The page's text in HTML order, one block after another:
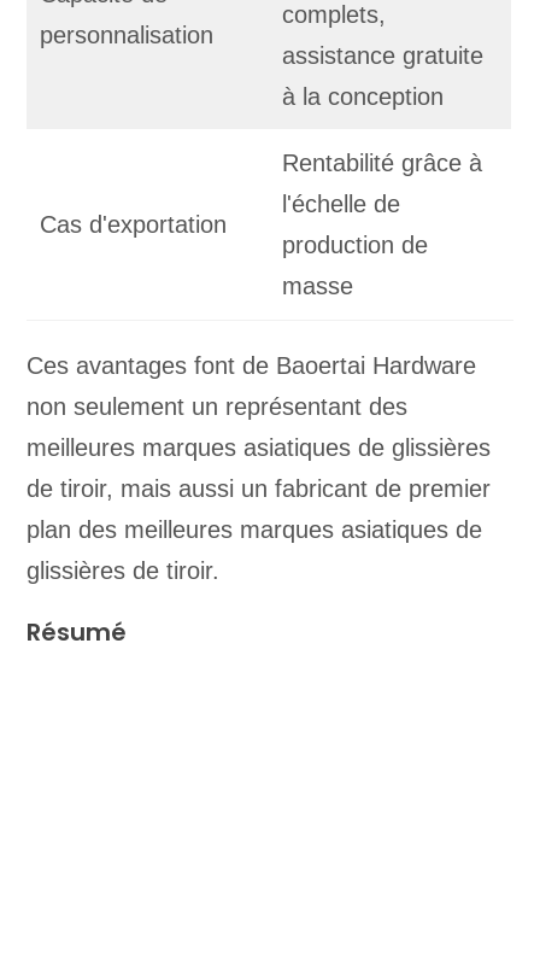
personnalisation
complets,
assistance gratuite
à la conception
Cas d'exportation
Rentabilité grâce à
l'échelle de
production de
masse
Ces avantages font de Baoertai Hardware
non seulement un représentant des
meilleures marques asiatiques de glissières
de tiroir, mais aussi un fabricant de premier
plan des meilleures marques asiatiques de
glissières de tiroir.
Résumé